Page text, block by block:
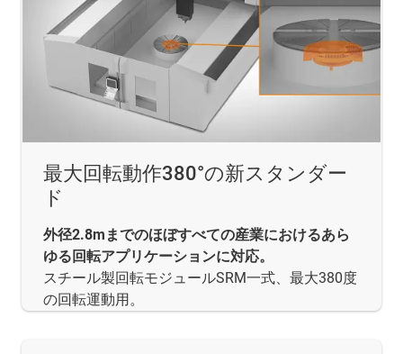
最大回転動作380°の新スタンダー
ド
外径2.8mまでのほぼすべての産業におけるあら
ゆる回転アプリケーションに対応。
スチール製回転モジュールSRM一式、最大380度
の回転運動用。